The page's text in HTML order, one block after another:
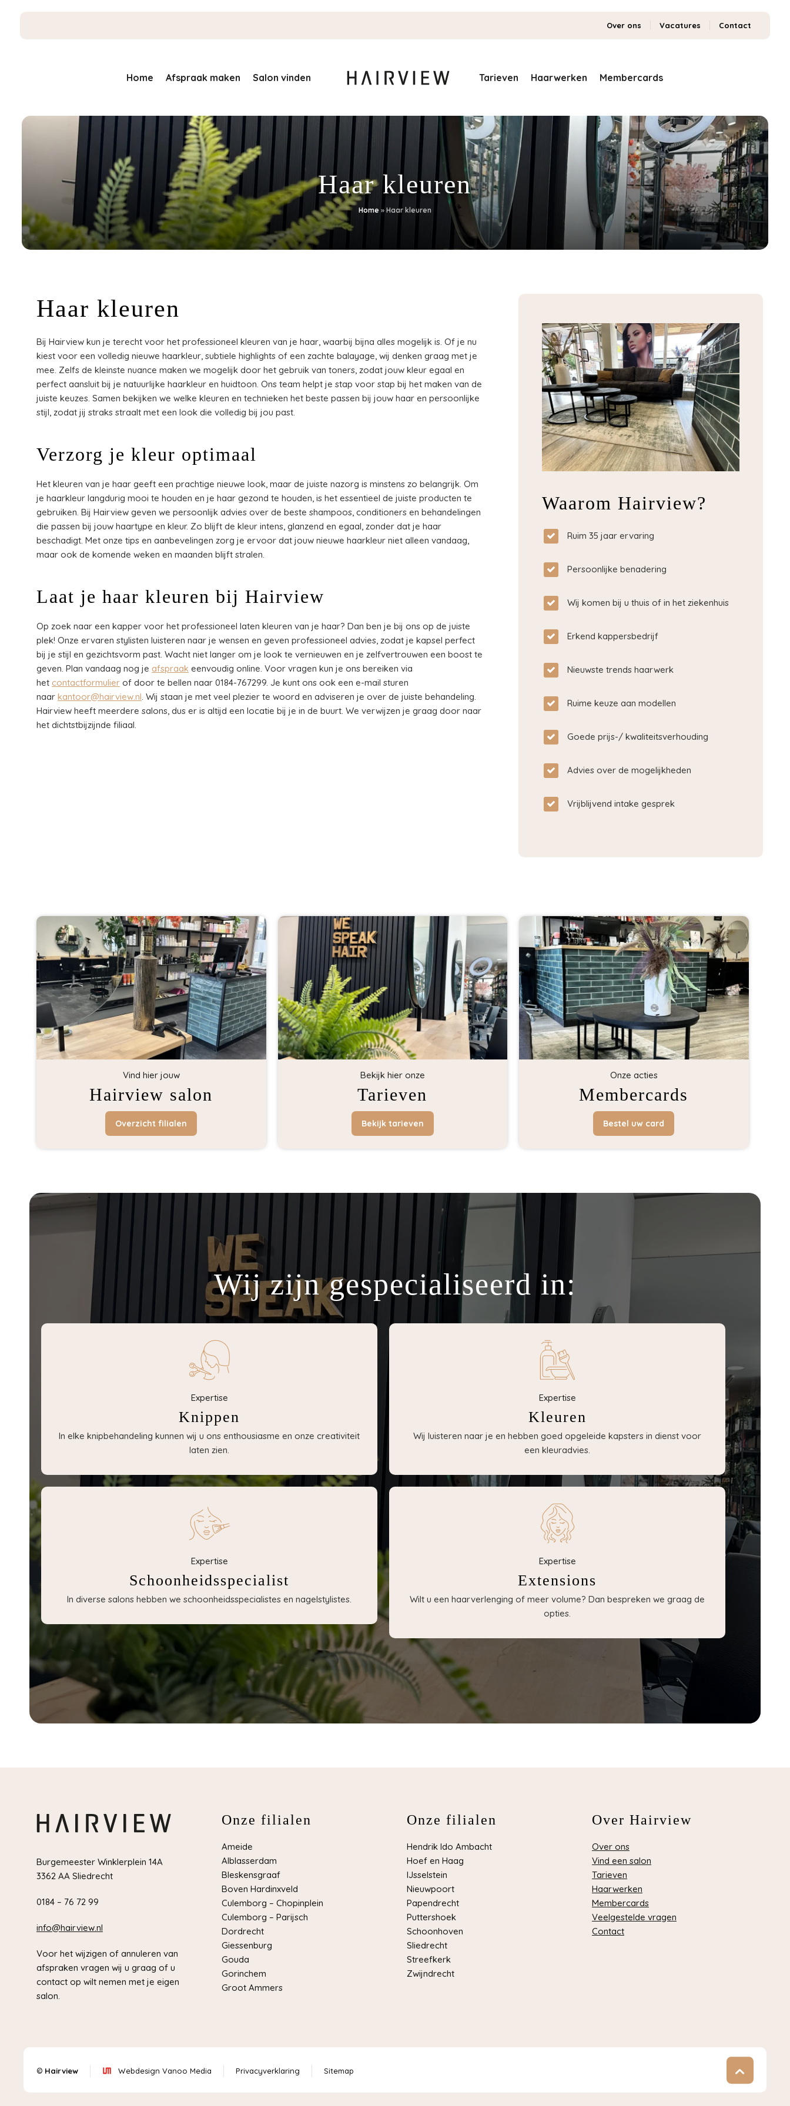
Over ons Vacatures Contact
Home Afspraak maken Salon vinden Tarieven Haarwerken Membercards
Haar kleuren
Home » Haar kleuren
Haar kleuren
Bij Hairview kun je terecht voor het professioneel kleuren van je haar, waarbij bijna alles mogelijk is. Of je nu
kiest voor een volledig nieuwe haarkleur, subtiele highlights of een zachte balayage, wij denken graag met je
mee. Zelfs de kleinste nuance maken we mogelijk door het gebruik van toners, zodat jouw kleur egaal en
perfect aansluit bij je natuurlijke haarkleur en huidtoon. Ons team helpt je stap voor stap bij het maken van de
juiste keuzes. Samen bekijken we welke kleuren en technieken het beste passen bij jouw haar en persoonlijke
stijl, zodat jij straks straalt met een look die volledig bij jou past.
Verzorg je kleur optimaal
Het kleuren van je haar geeft een prachtige nieuwe look, maar de juiste nazorg is minstens zo belangrijk. Om
je haarkleur langdurig mooi te houden en je haar gezond te houden, is het essentieel de juiste producten te
gebruiken. Bij Hairview geven we persoonlijk advies over de beste shampoos, conditioners en behandelingen
die passen bij jouw haartype en kleur. Zo blijft de kleur intens, glanzend en egaal, zonder dat je haar
beschadigt. Met onze tips en aanbevelingen zorg je ervoor dat jouw nieuwe haarkleur niet alleen vandaag,
maar ook de komende weken en maanden blijft stralen.
Laat je haar kleuren bij Hairview
Op zoek naar een kapper voor het professioneel laten kleuren van je haar? Dan ben je bij ons op de juiste
plek! Onze ervaren stylisten luisteren naar je wensen en geven professioneel advies, zodat je kapsel perfect
bij je stijl en gezichtsvorm past. Wacht niet langer om je look te vernieuwen en je zelfvertrouwen een boost te
geven. Plan vandaag nog je afspraak eenvoudig online. Voor vragen kun je ons bereiken via
het contactformulier of door te bellen naar 0184-767299. Je kunt ons ook een e-mail sturen
naar kantoor@hairview.nl. Wij staan je met veel plezier te woord en adviseren je over de juiste behandeling.
Hairview heeft meerdere salons, dus er is altijd een locatie bij je in de buurt. We verwijzen je graag door naar
het dichtstbijzijnde filiaal.
Waarom Hairview?
Ruim 35 jaar ervaring
Persoonlijke benadering
Wij komen bij u thuis of in het ziekenhuis
Erkend kappersbedrijf
Nieuwste trends haarwerk
Ruime keuze aan modellen
Goede prijs-/ kwaliteitsverhouding
Advies over de mogelijkheden
Vrijblijvend intake gesprek
Vind hier jouw
Hairview salon
Overzicht filialen
Bekijk hier onze
Tarieven
Bekijk tarieven
Onze acties
Membercards
Bestel uw card
Wij zijn gespecialiseerd in:
Expertise
Knippen
In elke knipbehandeling kunnen wij u ons enthousiasme en onze creativiteit
laten zien.
Expertise
Kleuren
Wij luisteren naar je en hebben goed opgeleide kapsters in dienst voor
een kleuradvies.
Expertise
Schoonheidsspecialist
In diverse salons hebben we schoonheidsspecialistes en nagelstylistes.
Expertise
Extensions
Wilt u een haarverlenging of meer volume? Dan bespreken we graag de
opties.
Burgemeester Winklerplein 14A
3362 AA Sliedrecht
0184 – 76 72 99
info@hairview.nl
Voor het wijzigen of annuleren van
afspraken vragen wij u graag of u
contact op wilt nemen met je eigen
salon.
Onze filialen
Ameide
Alblasserdam
Bleskensgraaf
Boven Hardinxveld
Culemborg – Chopinplein
Culemborg – Parijsch
Dordrecht
Giessenburg
Gouda
Gorinchem
Groot Ammers
Onze filialen
Hendrik Ido Ambacht
Hoef en Haag
IJsselstein
Nieuwpoort
Papendrecht
Puttershoek
Schoonhoven
Sliedrecht
Streefkerk
Zwijndrecht
Over Hairview
Over ons
Vind een salon
Tarieven
Haarwerken
Membercards
Veelgestelde vragen
Contact
© Hairview Webdesign Vanoo Media Privacyverklaring Sitemap